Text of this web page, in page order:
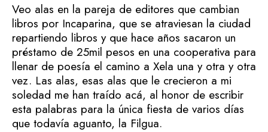
Veo alas en la pareja de editores que cambian
libros por Incaparina, que se atraviesan la ciudad
repartiendo libros y que hace años sacaron un
préstamo de 25mil pesos en una cooperativa para
llenar de poesía el camino a Xela una y otra y otra
vez. Las alas, esas alas que le crecieron a mi
soledad me han traído acá, al honor de escribir
esta palabras para la única fiesta de varios días
que todavía aguanto, la Filgua.